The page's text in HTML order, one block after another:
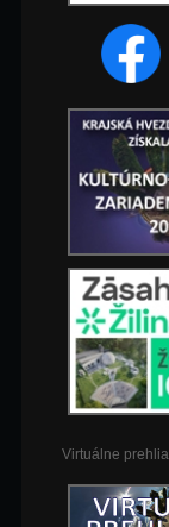
Virtuálne